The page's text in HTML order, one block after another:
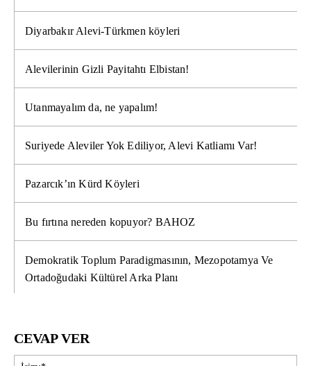
Diyarbakır Alevi-Türkmen köyleri
Alevilerinin Gizli Payitahtı Elbistan!
Utanmayalım da, ne yapalım!
Suriyede Aleviler Yok Ediliyor, Alevi Katliamı Var!
Pazarcık’ın Kürd Köyleri
Bu fırtına nereden kopuyor? BAHOZ
Demokratik Toplum Paradigmasının, Mezopotamya Ve
Ortadoğudaki Kültürel Arka Planı
CEVAP VER